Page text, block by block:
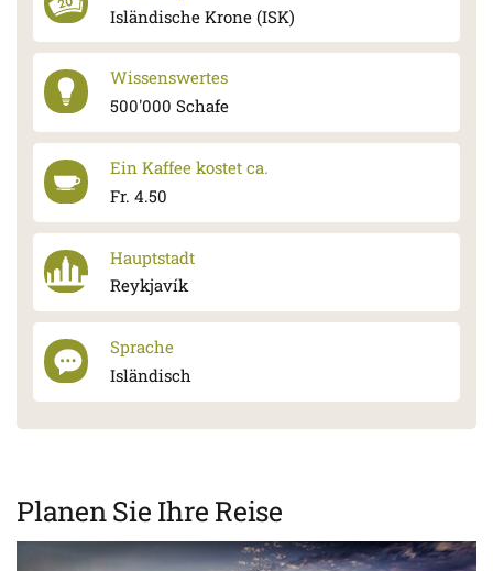
Isländische Krone (ISK)
Wissenswertes
500'000 Schafe
Ein Kaffee kostet ca.
Fr. 4.50
Hauptstadt
Reykjavík
Sprache
Isländisch
Planen Sie Ihre Reise